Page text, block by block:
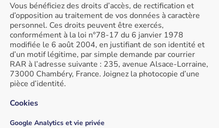
Vous bénéficiez des droits d’accès, de rectification et
d’opposition au traitement de vos données à caractère
personnel. Ces droits peuvent être exercés,
conformément à la loi n°78-17 du 6 janvier 1978
modifiée le 6 août 2004, en justifiant de son identité et
d’un motif légitime, par simple demande par courrier
RAR à l’adresse suivante : 235, avenue Alsace-Lorraine,
73000 Chambéry, France. Joignez la photocopie d’une
pièce d’identité.
Cookies
Google Analytics et vie privée